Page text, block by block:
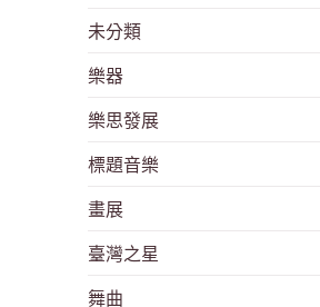
未分類
樂器
樂思發展
標題音樂
畫展
臺灣之星
舞曲